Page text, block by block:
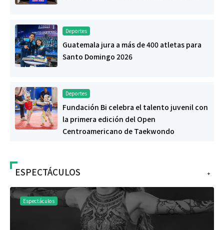
Deportes
Guatemala jura a más de 400 atletas para
Santo Domingo 2026
Deportes
Fundación Bi celebra el talento juvenil con
la primera edición del Open
Centroamericano de Taekwondo
+
ESPECTÁCULOS
Espectáculos